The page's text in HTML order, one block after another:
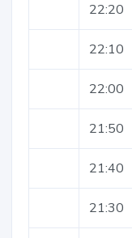
22:20
22:10
22:00
21:50
21:40
21:30